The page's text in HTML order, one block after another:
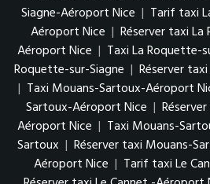
Siagne-Aéroport Nice | Tarif taxi
Aéroport Nice | Réserver taxi
Aéroport Nice | Taxi La Roquette-
Roquette-sur-Siagne | Réserver
| Taxi Mouans-Sartoux-Aéroport
Sartoux-Aéroport Nice |
Aéroport Nice | Taxi Mouans-
Sartoux | Réserver taxi Mouans-
Aéroport Nice | Tarif taxi Le